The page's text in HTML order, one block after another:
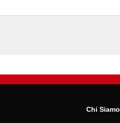
Chi Siamo